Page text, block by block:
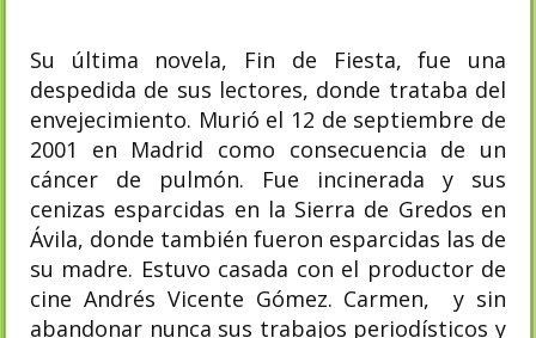
Su última novela, Fin de Fiesta, fue una
despedida de sus lectores, donde trataba del
envejecimiento. Murió el 12 de septiembre de
2001 en Madrid como consecuencia de un
cáncer de pulmón. Fue incinerada y sus
cenizas esparcidas en la Sierra de Gredos en
Ávila, donde también fueron esparcidas las de
su madre. Estuvo casada con el productor de
cine Andrés Vicente Gómez. Carmen, y sin
abandonar nunca sus trabajos periodísticos y